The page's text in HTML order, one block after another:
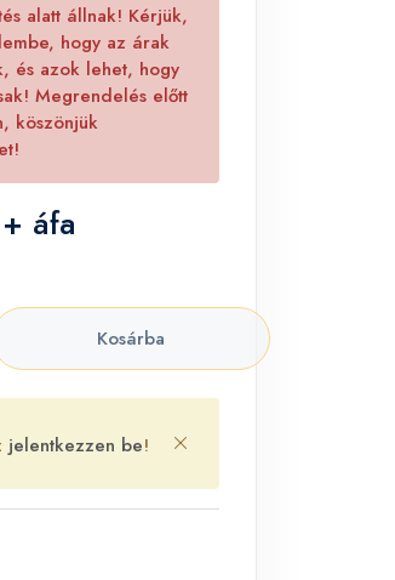
alatt állnak! Kérjük,
hogy az árak
és azok lehet, hogy
Megrendelés előtt
köszönjük
áfa
Kosárba
jelentkezzen be!